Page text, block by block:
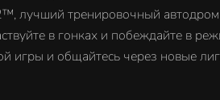
лучший тренировочный
в гонках и побеждайте в
игры и общайтесь через новые